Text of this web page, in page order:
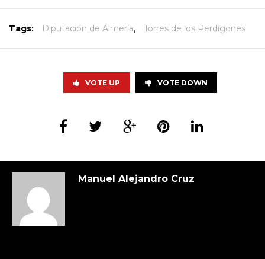
Tags: Diputación de Almería, Torres de los Perdigones
VOTE UP VOTE DOWN
Manuel Alejandro Cruz